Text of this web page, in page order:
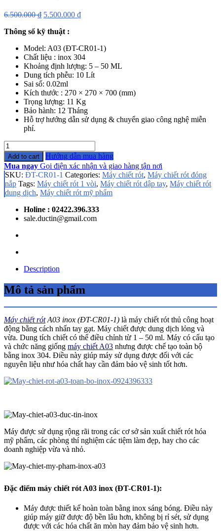
6.500.000₫ 5.500.000 ₫
Thông số kỹ thuật :
Model: A03 (ĐT-CR01-1)
Chất liệu : inox 304
Khoảng định lượng: 5 – 50 ML
Dung tích phễu: 10 Lít
Sai số: 0.02ml
Kích thước : 270 × 270 × 700 (mm)
Trọng lượng: 11 Kg
Bảo hành: 12 Tháng
Hỗ trợ hướng dẫn sử dụng & chuyển giao công nghệ miễn
phí.
Quantity
Add to cart
Hướng dẫn mua hàng
Mua ngay Gọi điện xác nhận và giao hàng tận nơi
SKU: ĐT-CR01-1 Categories: Máy chiết rót, Máy chiết rót đóng
nắp Tags: Máy chiết rót 1 vòi, Máy chiết rót dập tay, Máy chiết rót
dung dịch, Máy chiết rót mỹ phẩm
Holine : 02422.396.333
sale.ductin@gmail.com
Description
Mô tả sản phẩm
Máy chiết rótA03 inox (ĐT-CR01-1) là máy chiết rót thủ công hoạt
động bằng cách nhấn tay gạt. Máy chiết được dung dịch lỏng và
vừa. Dung tích chiết có thể điều chỉnh từ 1 – 50 ml. Máy có cấu tạo
và chức năng giống máy chiết A03 nhưng được chế tạo toàn bộ
bằng inox 304. Điều này giúp máy sử dụng được đối với các
nguyên liệu như hóa chất hay cần đảm bảo vệ sinh tốt hơn.
Máy được sử dụng rộng rãi trong các cơ sở sản xuất chiết rót hóa
mỹ phẩm, các phòng thí nghiệm các tiệm làm đẹp, hay cho các
doanh nghiệp vừa và nhỏ.
Đặc điểm máy chiết rót A03 inox (ĐT-CR01-1):
Máy được thiết kế hoàn toàn bằng inox sáng bóng. Điều này
giúp máy giữ được độ bền lâu hơn, không bị rỉ sét, sử dụng
được với các hóa chất ăn mòn hay đảm bảo vệ sinh hơn.